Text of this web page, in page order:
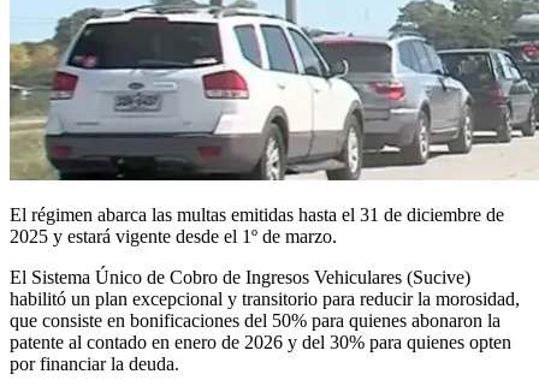
El régimen abarca las multas emitidas hasta el 31 de diciembre de
2025 y estará vigente desde el 1º de marzo.
El Sistema Único de Cobro de Ingresos Vehiculares (Sucive)
habilitó un plan excepcional y transitorio para reducir la morosidad,
que consiste en bonificaciones del 50% para quienes abonaron la
patente al contado en enero de 2026 y del 30% para quienes opten
por financiar la deuda.